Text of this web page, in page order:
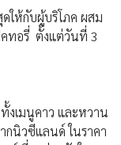
ให้กับผู้บริโภค ผสม
คทอรี่ ตั้งแต่วันที่ 3
งเมนูคาว และหวาน
กนิวซีแลนด์ ในราคา